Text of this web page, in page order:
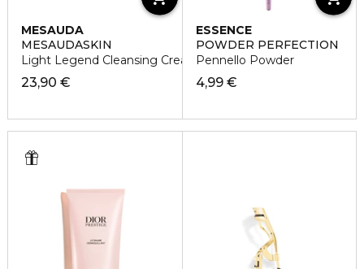
MESAUDA
MESAUDASKIN
Light Legend Cleansing Creamy-Foam
23,90 €
ESSENCE
POWDER PERFECTION
Pennello Powder
4,99 €